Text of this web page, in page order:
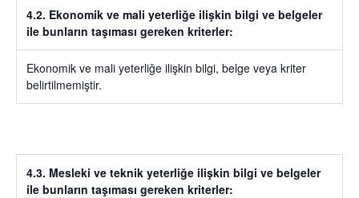
4.2. Ekonomik ve mali yeterliğe ilişkin bilgi ve belgeler
ile bunların taşıması gereken kriterler:
Ekonomik ve mali yeterliğe ilişkin bilgi, belge veya kriter
belirtilmemiştir.
4.3. Mesleki ve teknik yeterliğe ilişkin bilgi ve belgeler
ile bunların taşıması gereken kriterler: